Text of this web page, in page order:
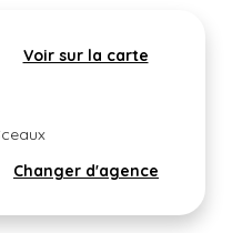
Voir sur la carte
Changer d'agence